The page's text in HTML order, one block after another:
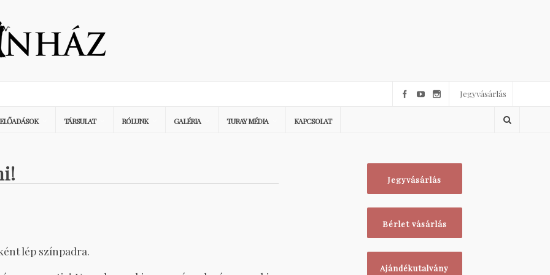
Jegyvásárlás
ELŐADÁSOK TÁRSULAT RÓLUNK GALÉRIA TURAY MÉDIA KAPCSOLAT
lép színpadra.
Jegyvásárlás
Bérlet vásárlás
Ajándékutalvány